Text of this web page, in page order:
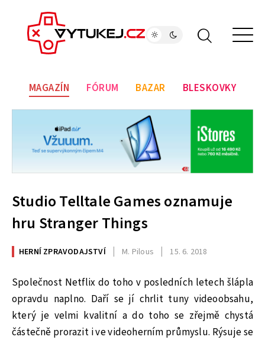
MAGAZÍN FÓRUM BAZAR BLESKOVKY
Studio Telltale Games oznamuje
hru Stranger Things
HERNÍ ZPRAVODAJSTVÍ M. Pilous 15. 6. 2018
Společnost Netflix do toho v posledních letech šlápla
opravdu naplno. Daří se jí chrlit tuny videoobsahu,
který je velmi kvalitní a do toho se zřejmě chystá
částečně prorazit i ve videoherním průmyslu. Rýsuje se